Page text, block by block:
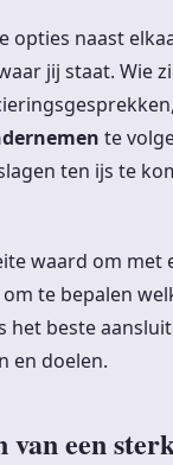
opties naast
jij staat. Wie
te
ten ijs te
waard om met
te bepalen
het beste
en doelen.
van een